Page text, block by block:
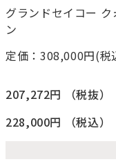
グランドセイコー
ン
定価：308,000円(税
207,272円
（税抜）
228,000円
（税込）